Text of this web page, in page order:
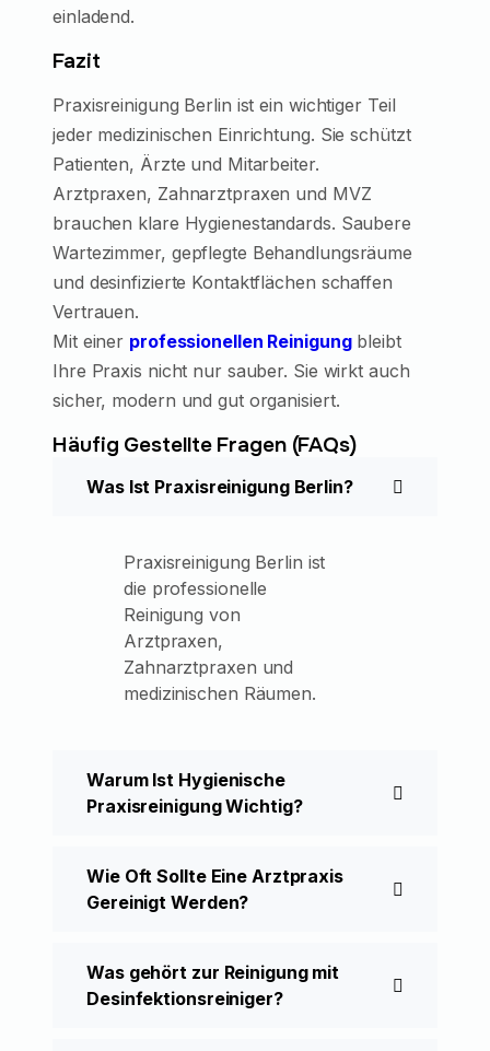
einladend.
Fazit
Praxisreinigung Berlin ist ein wichtiger Teil
jeder medizinischen Einrichtung. Sie schützt
Patienten, Ärzte und Mitarbeiter.
Arztpraxen, Zahnarztpraxen und MVZ
brauchen klare Hygienestandards. Saubere
Wartezimmer, gepflegte Behandlungsräume
und desinfizierte Kontaktflächen schaffen
Vertrauen.
Mit einer professionellen Reinigungbleibt
Ihre Praxis nicht nur sauber. Sie wirkt auch
sicher, modern und gut organisiert.
Häufig Gestellte Fragen (FAQs)
Was Ist Praxisreinigung Berlin?
Praxisreinigung Berlin ist
die professionelle
Reinigung von
Arztpraxen,
Zahnarztpraxen und
medizinischen Räumen.
Warum Ist Hygienische
Praxisreinigung Wichtig?
Wie Oft Sollte Eine Arztpraxis
Gereinigt Werden?
Was gehört zur Reinigung mit
Desinfektionsreiniger?